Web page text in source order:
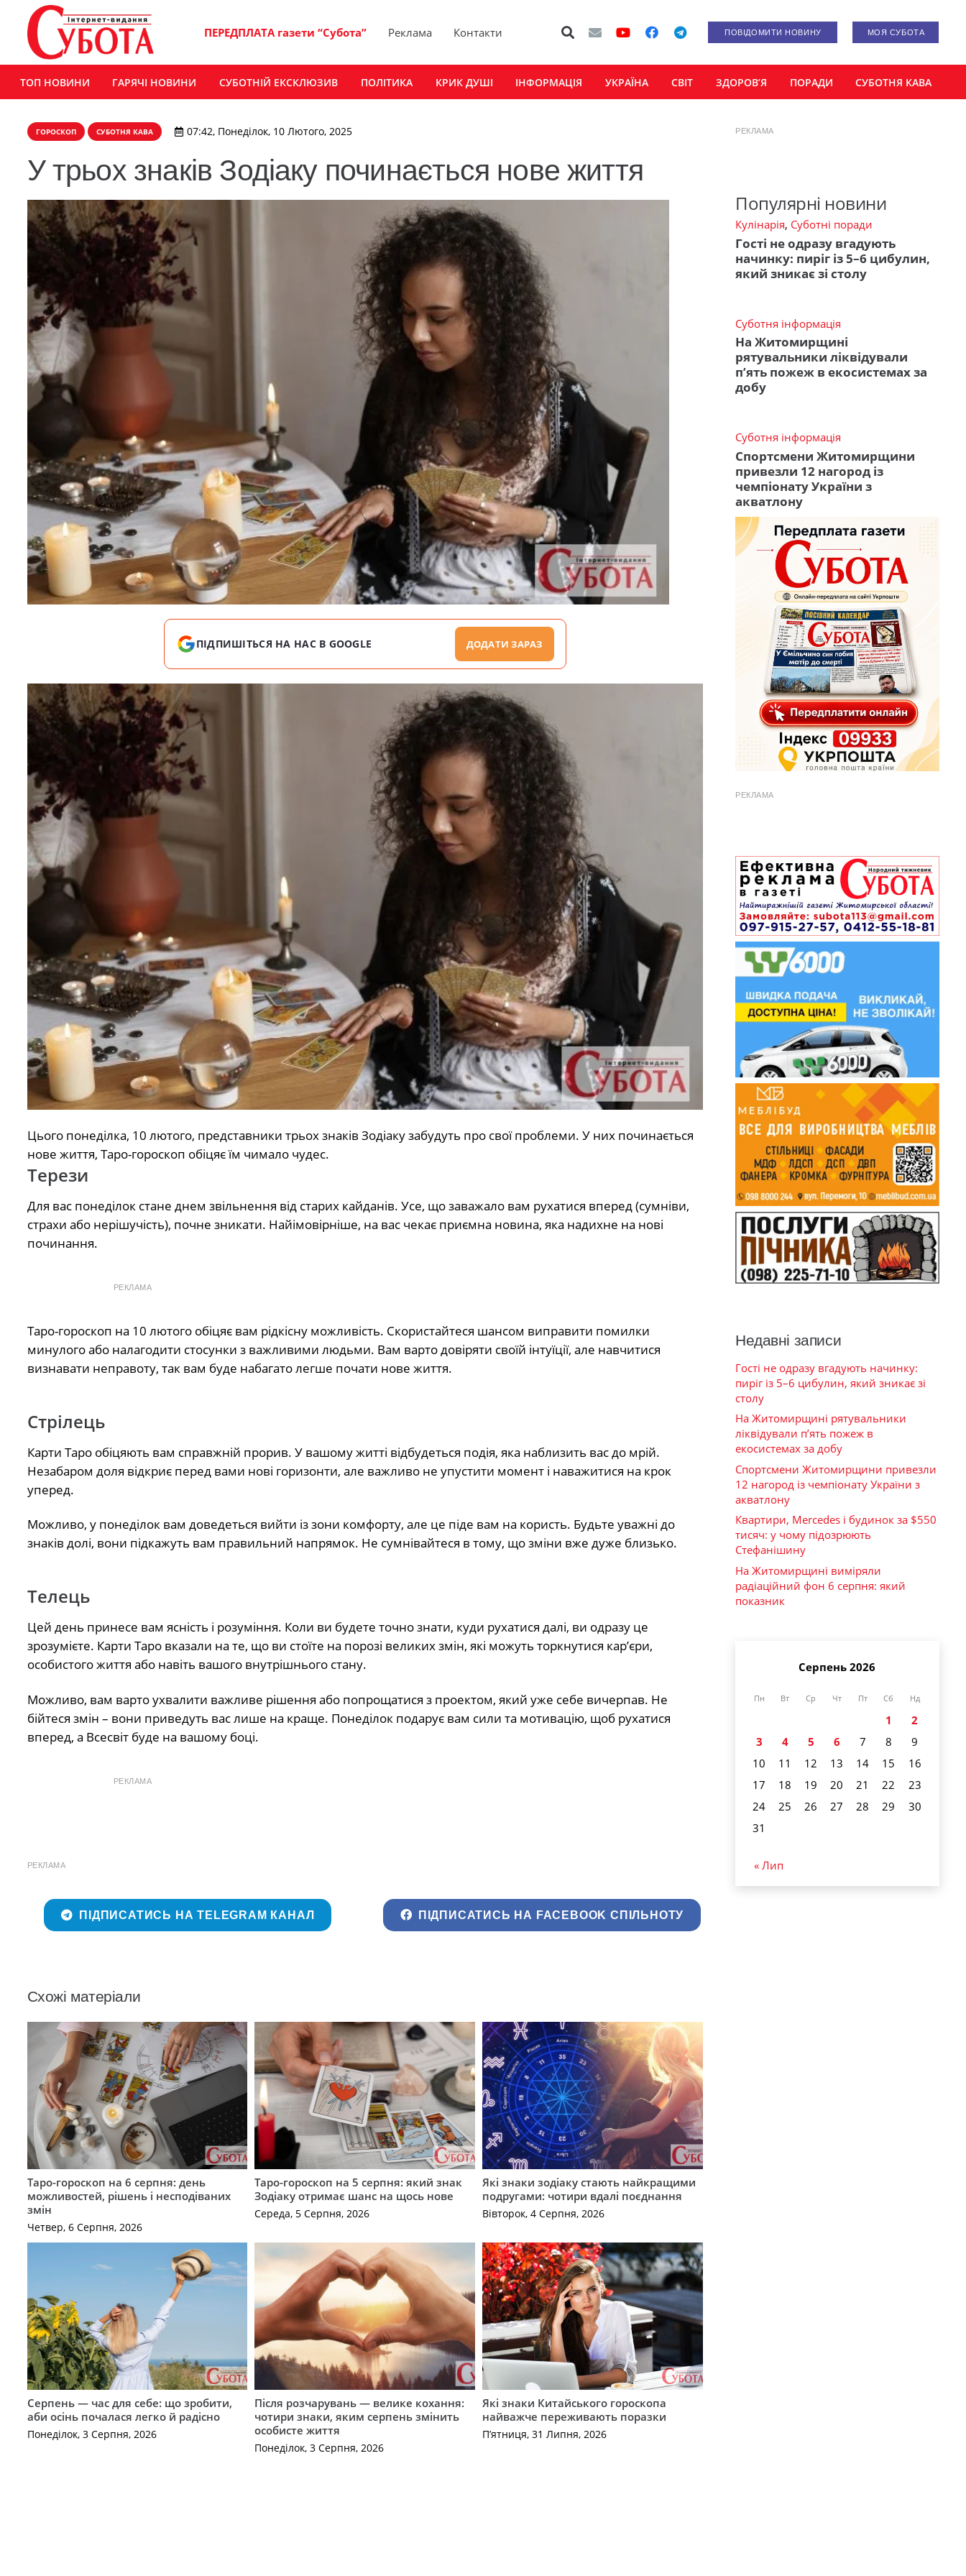
ПЕРЕДПЛАТА газети “Субота” Реклама Контакти ПОВІДОМИТИ НОВИНУ МОЯ СУБОТА
ТОП НОВИНИ ГАРЯЧІ НОВИНИ СУБОТНІЙ ЕКСКЛЮЗИВ ПОЛІТИКА КРИК ДУШІ ІНФОРМАЦІЯ УКРАЇНА СВІТ ЗДОРОВ’Я ПОРАДИ СУБОТНЯ КАВА
ГОРОСКОП СУБОТНЯ КАВА 07:42, Понеділок, 10 Лютого, 2025
У трьох знаків Зодіаку починається нове життя
ПІДПИШІТЬСЯ НА НАС В GOOGLE ДОДАТИ ЗАРАЗ
Цього понеділка, 10 лютого, представники трьох знаків Зодіаку забудуть про свої проблеми. У них починається
нове життя, Таро-гороскоп обіцяє їм чимало чудес.
Терези
Для вас понеділок стане днем звільнення від старих кайданів. Усе, що заважало вам рухатися вперед (сумніви,
страхи або нерішучість), почне зникати. Найімовірніше, на вас чекає приємна новина, яка надихне на нові
починання.
РЕКЛАМА
Таро-гороскоп на 10 лютого обіцяє вам рідкісну можливість. Скористайтеся шансом виправити помилки
минулого або налагодити стосунки з важливими людьми. Вам варто довіряти своїй інтуїції, але навчитися
визнавати неправоту, так вам буде набагато легше почати нове життя.
Стрілець
Карти Таро обіцяють вам справжній прорив. У вашому житті відбудеться подія, яка наблизить вас до мрій.
Незабаром доля відкриє перед вами нові горизонти, але важливо не упустити момент і наважитися на крок
уперед.
Можливо, у понеділок вам доведеться вийти із зони комфорту, але це піде вам на користь. Будьте уважні до
знаків долі, вони підкажуть вам правильний напрямок. Не сумнівайтеся в тому, що зміни вже дуже близько.
Телець
Цей день принесе вам ясність і розуміння. Коли ви будете точно знати, куди рухатися далі, ви одразу це
зрозумієте. Карти Таро вказали на те, що ви стоїте на порозі великих змін, які можуть торкнутися кар’єри,
особистого життя або навіть вашого внутрішнього стану.
Можливо, вам варто ухвалити важливе рішення або попрощатися з проектом, який уже себе вичерпав. Не
бійтеся змін – вони приведуть вас лише на краще. Понеділок подарує вам сили та мотивацію, щоб рухатися
вперед, а Всесвіт буде на вашому боці.
РЕКЛАМА
РЕКЛАМА
ПІДПИСАТИСЬ НА TELEGRAM КАНАЛ ПІДПИСАТИСЬ НА FACEBOOK СПІЛЬНОТУ
Схожі матеріали
Таро-гороскоп на 6 серпня: день
можливостей, рішень і несподіваних
змін
Четвер, 6 Серпня, 2026
Таро-гороскоп на 5 серпня: який знак
Зодіаку отримає шанс на щось нове
Середа, 5 Серпня, 2026
Які знаки зодіаку стають найкращими
подругами: чотири вдалі поєднання
Вівторок, 4 Серпня, 2026
Серпень — час для себе: що зробити,
аби осінь почалася легко й радісно
Понеділок, 3 Серпня, 2026
Після розчарувань — велике кохання:
чотири знаки, яким серпень змінить
особисте життя
Понеділок, 3 Серпня, 2026
Які знаки Китайського гороскопа
найважче переживають поразки
П’ятниця, 31 Липня, 2026
РЕКЛАМА
Популярні новини
Кулінарія, Суботні поради
Гості не одразу вгадують
начинку: пиріг із 5–6 цибулин,
який зникає зі столу
Суботня інформація
На Житомирщині
рятувальники ліквідували
п’ять пожеж в екосистемах за
добу
Суботня інформація
Спортсмени Житомирщини
привезли 12 нагород із
чемпіонату України з
акватлону
РЕКЛАМА
Недавні записи
Гості не одразу вгадують начинку:
пиріг із 5–6 цибулин, який зникає зі
столу
На Житомирщині рятувальники
ліквідували п’ять пожеж в
екосистемах за добу
Спортсмени Житомирщини привезли
12 нагород із чемпіонату України з
акватлону
Квартири, Mercedes і будинок за $550
тисяч: у чому підозрюють
Стефанішину
На Житомирщині виміряли
радіаційний фон 6 серпня: який
показник
Серпень 2026
Пн Вт Ср Чт Пт Сб Нд
1
2
3
4 5 6 7 8
9
10
11 12 13 14 15
16
17
18 19 20 21 22
23
24
25 26 27 28 29
30
31
« Лип